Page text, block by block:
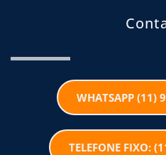
WHATSAPP (11)
TELEFONE FIXO: